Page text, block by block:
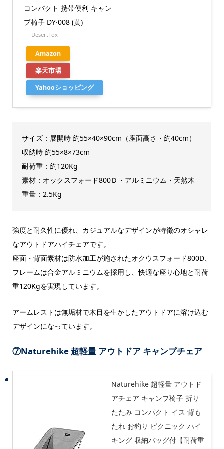
コンパクト 携帯便利 キャン
プ椅子 DY·008 (黄)
DesertFox
Amazon
楽天市場
Yahooショッピング
サイズ：展開時 約55×40×90cm（座面高さ・約40cm）
収納時 約55×8×73cm
耐荷重：約120Kg
素材：オックスフォード800Ｄ・アルミニウム・天然木
重量：2.5Kg
強度と耐久性に優れ、カジュアルなデザインが特徴のオシャレ
なアウトドアハイチェアです。
座面・背面素材は防水加工が施されたオクウスフォード800D、
フレームは合金アルミニウムを採用し、快適な座り心地と耐荷
重120Kgを実現しています。
アームレストは無垢材で木目を生かしたアウトドアに溶け込む
デザインになっています。
⑦Naturehike 超軽量 アウトドア キャンプチェア
Naturehike 超軽量 アウトド
アチェア キャンプ椅子 折り
たたみ コンパクト イス 背も
たれ お釣り ピクニック ハイ
キング 収納バッグ付【耐荷重